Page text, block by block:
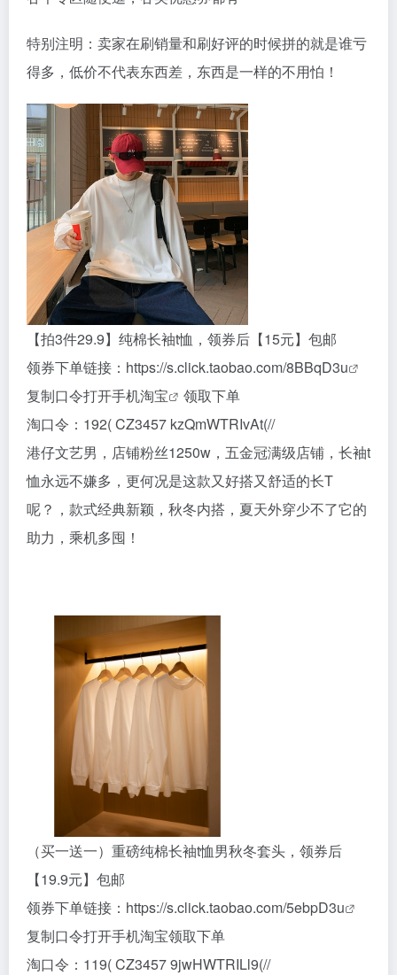
特别注明：卖家在刷销量和刷好评的时候拼的就是谁亏
得多，低价不代表东西差，东西是一样的不用怕！
【拍3件29.9】纯棉长袖t恤，领券后【15元】包邮
领券下单链接： https://s.click.taobao.com/8BBqD3u
复制口令打开手机淘宝
领取下单
淘口令：192( CZ3457 kzQmWTRIvAt(//
港仔文艺男，店铺粉丝1250w，五金冠满级店铺，长袖t
恤永远不嫌多，更何况是这款又好搭又舒适的长T
呢？，款式经典新颖，秋冬内搭，夏天外穿少不了它的
助力，乘机多囤！
（买一送一）重磅纯棉长袖t恤男秋冬套头，领券后
【19.9元】包邮
领券下单链接： https://s.click.taobao.com/5ebpD3u
复制口令打开手机淘宝领取下单
淘口令：119( CZ3457 9jwHWTRILl9(//